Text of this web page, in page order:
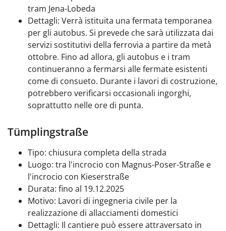
tram Jena-Lobeda
Dettagli: Verrà istituita una fermata temporanea
per gli autobus. Si prevede che sarà utilizzata dai
servizi sostitutivi della ferrovia a partire da metà
ottobre. Fino ad allora, gli autobus e i tram
continueranno a fermarsi alle fermate esistenti
come di consueto. Durante i lavori di costruzione,
potrebbero verificarsi occasionali ingorghi,
soprattutto nelle ore di punta.
Tümplingstraße
Tipo: chiusura completa della strada
Luogo: tra l'incrocio con Magnus-Poser-Straße e
l'incrocio con Kieserstraße
Durata: fino al 19.12.2025
Motivo: Lavori di ingegneria civile per la
realizzazione di allacciamenti domestici
Dettagli: Il cantiere può essere attraversato in